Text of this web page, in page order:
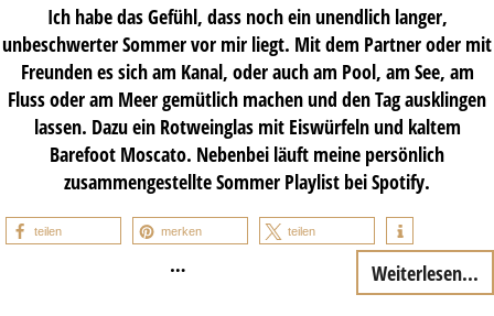
Ich habe das Gefühl, dass noch ein unendlich langer,
unbeschwerter Sommer vor mir liegt. Mit dem Partner oder mit
Freunden es sich am Kanal, oder auch am Pool, am See, am
Fluss oder am Meer gemütlich machen und den Tag ausklingen
lassen. Dazu ein Rotweinglas mit Eiswürfeln und kaltem
Barefoot Moscato. Nebenbei läuft meine persönlich
zusammengestellte Sommer Playlist bei Spotify.
teilen merken teilen
… Weiterlesen...